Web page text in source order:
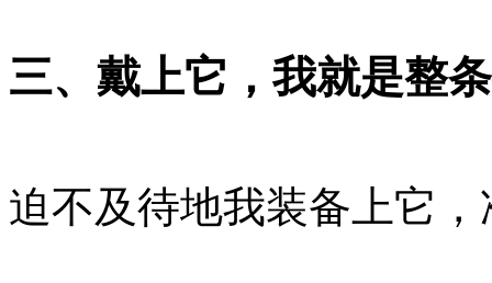
三、戴上它，我就是整
迫不及待地我装备上它